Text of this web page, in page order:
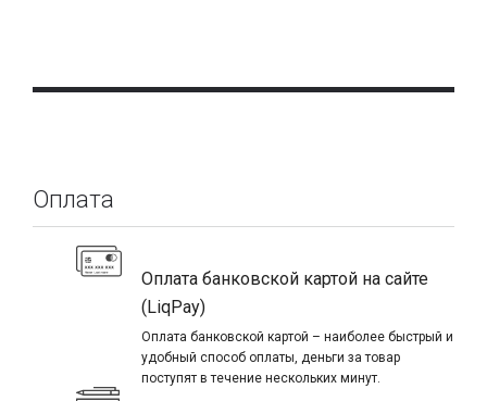
Оплата
Оплата банковской картой на сайте
(LiqPay)
Оплата банковской картой – наиболее быстрый и
удобный способ оплаты, деньги за товар
поступят в течение нескольких минут.